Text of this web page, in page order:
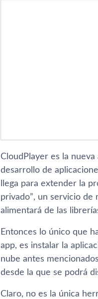
CloudPlayer es la
desarrollo de
llega para extender la
privado”, un servicio
alimentará de las
Entonces lo único que
app, es instalar la
nube antes
desde la que se podrá
Claro, no es la única